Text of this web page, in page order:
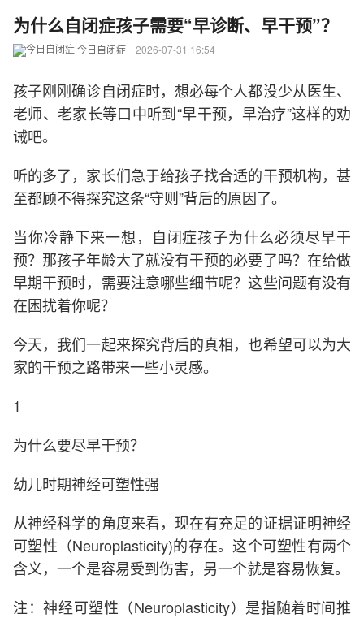
为什么自闭症孩子需要“早诊断、早干预”？
今日自闭症 2026-07-31 16:54
孩子刚刚确诊自闭症时，想必每个人都没少从医生、
老师、老家长等口中听到“早干预，早治疗”这样的劝
诫吧。
听的多了，家长们急于给孩子找合适的干预机构，甚
至都顾不得探究这条“守则”背后的原因了。
当你冷静下来一想，自闭症孩子为什么必须尽早干
预？那孩子年龄大了就没有干预的必要了吗？在给做
早期干预时，需要注意哪些细节呢？这些问题有没有
在困扰着你呢？
今天，我们一起来探究背后的真相，也希望可以为大
家的干预之路带来一些小灵感。
1
为什么要尽早干预？
幼儿时期神经可塑性强
从神经科学的角度来看，现在有充足的证据证明神经
可塑性（Neuroplasticity)的存在。这个可塑性有两个
含义，一个是容易受到伤害，另一个就是容易恢复。
注：神经可塑性（Neuroplasticity）是指随着时间推